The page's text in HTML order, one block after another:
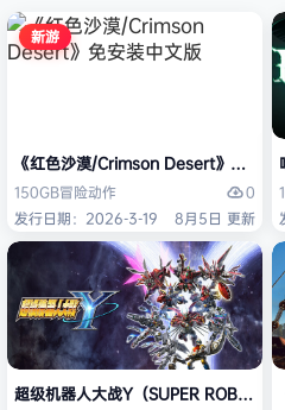
新游
《红色沙漠/Crimson Desert》免安装
150GB冒险动作
0
发行日期：2026-3-19
8月5日 更新
超级机器人大战Y（SUPER ROBOT